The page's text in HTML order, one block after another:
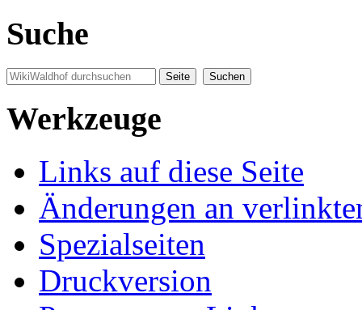
Suche
Werkzeuge
Links auf diese Seite
Änderungen an
Spezialseiten
Druckversion